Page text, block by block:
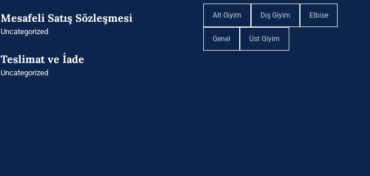
Mesafeli Satış Sözleşmesi
Uncategorized
Teslimat ve İade
Uncategorized
Alt Giyim Dış Giyim Elbise
Genel Üst Giyim